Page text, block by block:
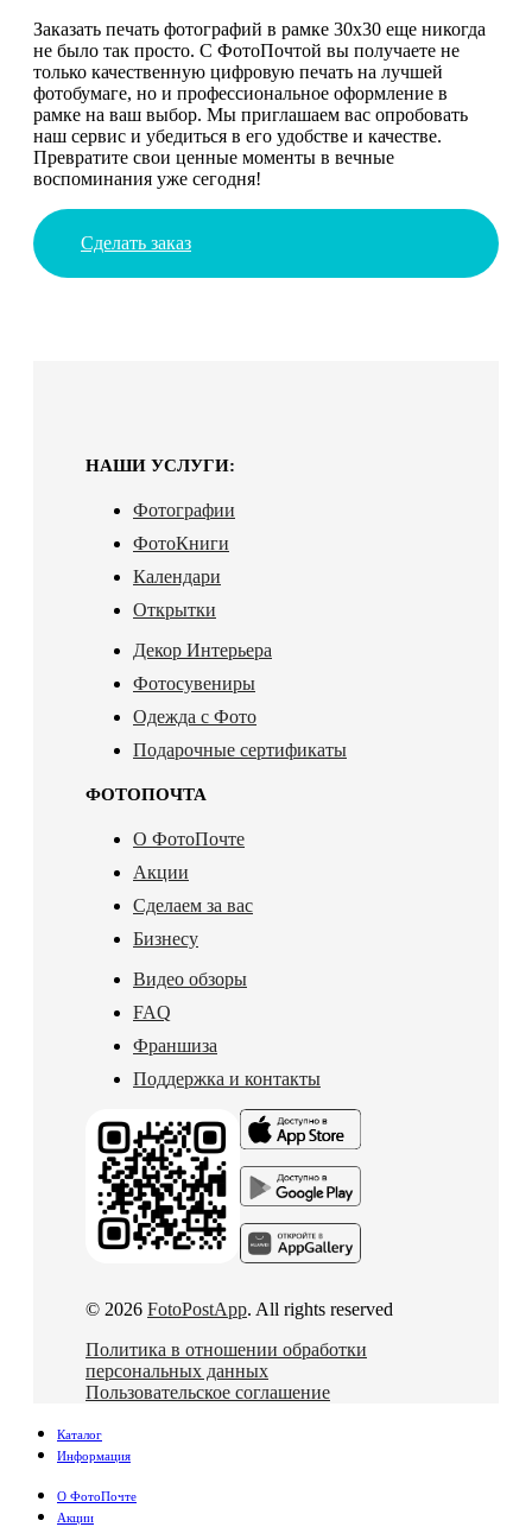
Заказать печать фотографий в рамке 30х30 еще никогда
не было так просто. С ФотоПочтой вы получаете не
только качественную цифровую печать на лучшей
фотобумаге, но и профессиональное оформление в
рамке на ваш выбор. Мы приглашаем вас опробовать
наш сервис и убедиться в его удобстве и качестве.
Превратите свои ценные моменты в вечные
воспоминания уже сегодня!
Сделать заказ
НАШИ УСЛУГИ:
Фотографии
ФотоКниги
Календари
Открытки
Декор Интерьера
Фотосувениры
Одежда с Фото
Подарочные сертификаты
ФОТОПОЧТА
О ФотоПочте
Акции
Сделаем за вас
Бизнесу
Видео обзоры
FAQ
Франшиза
Поддержка и контакты
© 2026 FotoPostApp. All rights reserved
Политика в отношении обработки
персональных данных
Пользовательское соглашение
Каталог
Информация
О ФотоПочте
Акции